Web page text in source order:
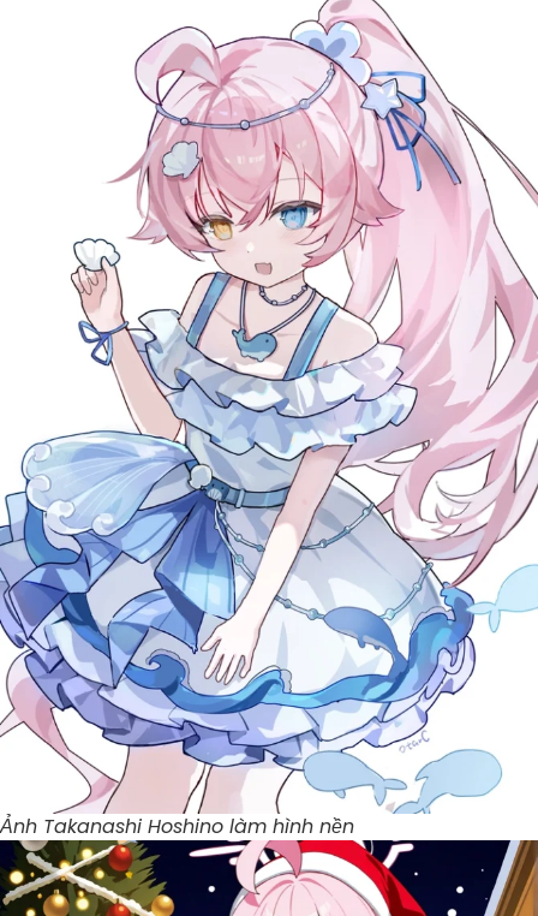
Ảnh Takanashi Hoshino làm hình nền